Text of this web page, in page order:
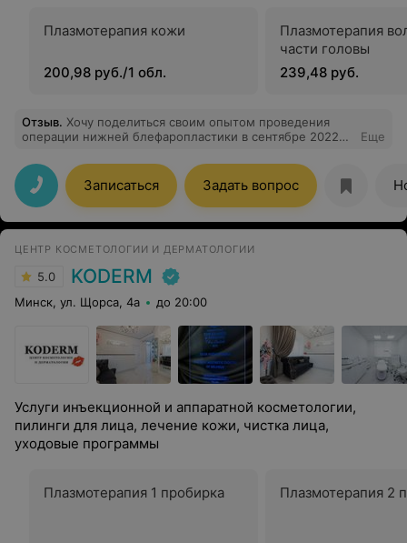
Плазмотерапия кожи
200,98 руб./1 обл.
Плазмотерапия
части головы
239,48 руб.
Отзыв. Хочу поделиться своим опытом проведения
операции нижней блефаропластики в сентябре 2022
прошло успешно. Результат превзошёл ожидания.
Благодарю весь медицинский персонал клиники за
заботу и труд.
Еще
Записаться Задать вопрос
ЦЕНТР КОСМЕТОЛОГИИ И ДЕРМАТОЛОГИИ
5.0 KODERM
Минск, ул. Щорса, 4а до 20:00
Услуги инъекционной и аппаратной косметологии,
пилинги для лица, лечение кожи, чистка лица,
уходовые программы
Плазмотерапия 1 пробирка Плазмотерапия 2